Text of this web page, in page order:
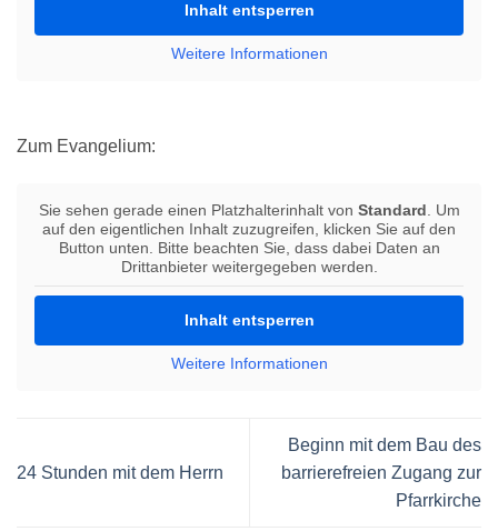
Inhalt entsperren
Weitere Informationen
Zum Evangelium:
Sie sehen gerade einen Platzhalterinhalt von Standard . Um
auf den eigentlichen Inhalt zuzugreifen, klicken Sie auf den
Button unten. Bitte beachten Sie, dass dabei Daten an
Drittanbieter weitergegeben werden.
Inhalt entsperren
Weitere Informationen
24 Stunden mit dem Herrn
Beginn mit dem Bau des
barrierefreien Zugang zur
Pfarrkirche